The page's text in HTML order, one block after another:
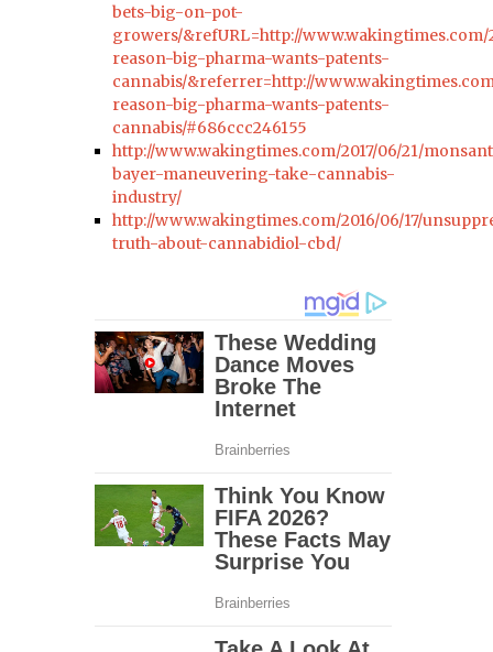
bets-big-on-pot-
growers/&refURL=http://www.wakingtimes.com/
reason-big-pharma-wants-patents-
cannabis/&referrer=http://
reason-big-pharma-wants-patents-
cannabis/#686ccc246155
http://www.wakingtimes.com/2017/06/21/
bayer-maneuvering-take-cannabis-
industry/
http://www.wakingtimes.com/2016/06/17/
truth-about-cannabidiol-cbd/